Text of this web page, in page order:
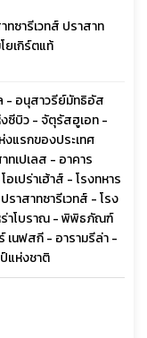
ทซารีเวทส์ ปราสาท
ยเกิร์ตแท้
- อนุสาวรีย์มัทธิอัส
ซีบิว - จัตุรัสฮูเอท -
งแรกของประเทศ
ทเปเลส - อาคาร
ปร่าเฮ้าส์ - โรงทหาร
าสาทซารีเวทส์ - โรง
ร่าโบราณ - พิพิธภัณฑ์
เนฟสกี - อารามรีล่า -
แห่งชาติ